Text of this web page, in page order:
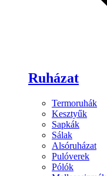
Ruházat
Termoruhák
Kesztyűk
Sapkák
Sálak
Alsóruházat
Pulóverek
Pólók